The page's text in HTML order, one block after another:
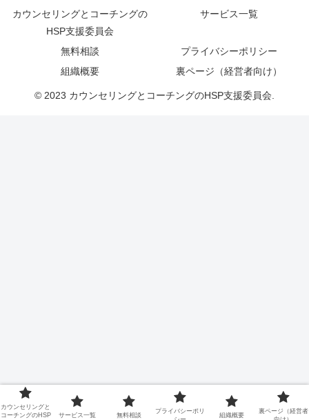
カウンセリングとコーチングの
HSP支援委員会
サービス一覧
無料相談
プライバシーポリシー
組織概要
裏ページ（経営者向け）
© 2023 カウンセリングとコーチングのHSP支援委員会.
カウンセリングと
コーチングのHSP
サービス一覧 無料相談
プライバシーポリ
組織概要
裏ページ（経営者